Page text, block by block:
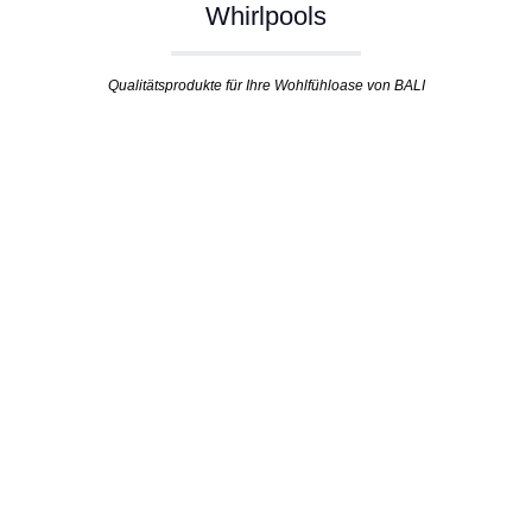
Whirlpools
Qualitätsprodukte für Ihre Wohlfühloase von BALI